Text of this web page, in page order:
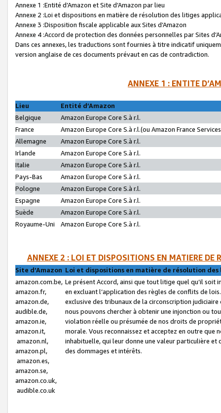
Annexe 1 :Entité d’Amazon et Site d’Amazon par lieu
Annexe 2 :Loi et dispositions en matière de résolution des litiges
Annexe 3 :Disposition fiscale applicable aux Sites d’Amazon
Annexe 4 :Accord de protection des données personnelles par Sites
Dans ces annexes, les traductions sont fournies à titre indicatif
version anglaise de ces documents prévaut en cas de contradiction.
ANNEXE 1 : ENTITE
Lieu
Entité d’Amazon
Belgique
Amazon Europe Core S.à r.l.
France
Amazon Europe Core S.à r.l.(ou Amazon France
Allemagne
Amazon Europe Core S.à r.l.
Irlande
Amazon Europe Core S.à r.l.
Italie
Amazon Europe Core S.à r.l.
Pays-Bas
Amazon Europe Core S.à r.l.
Pologne
Amazon Europe Core S.à r.l.
Espagne
Amazon Europe Core S.à r.l.
Suède
Amazon Europe Core S.à r.l.
Royaume-Uni
Amazon Europe Core S.à r.l.
ANNEXE 2 : LOI ET DISPOSITIONS EN MATIERE DE
Site d’Amazon Loi et dispositions en matière de résolution
amazon.com.be,
amazon.fr,
amazon.de,
audible.de,
amazon.ie,
amazon.it,
amazon.nl,
amazon.pl,
amazon.es,
amazon.se,
amazon.co.uk,
audible.co.uk
Le présent Accord, ainsi que tout litige quel qu’il soit
en excluant l’application des règles de conflits de
exclusive des tribunaux de la circonscription
nous pouvons chercher à obtenir une injonction ou
violation réelle ou présumée de nos droits de
morale. Vous reconnaissez et acceptez en outre que
inhabituelle, qui leur donne une valeur particulière
des dommages et intérêts.